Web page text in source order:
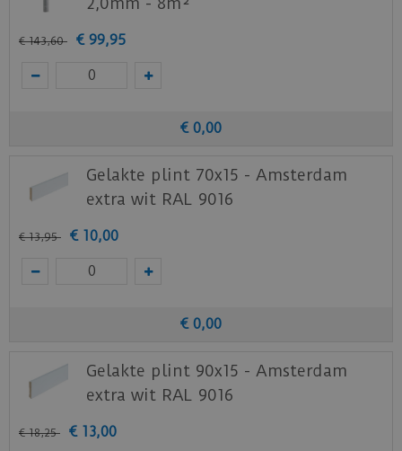
nieuwe of huidige meubels? Vraag dan
een staal op van deze vloer bij vtwonen
€ 143,60 € 99,95
€ 0,00
Gelakte plint 70x15 - Amsterdam
extra wit RAL 9016
€ 13,95 € 10,00
€ 0,00
Gelakte plint 90x15 - Amsterdam
extra wit RAL 9016
€ 18,25 € 13,00